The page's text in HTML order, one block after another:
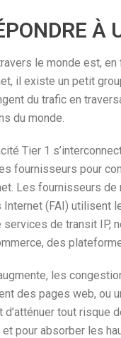
À
le monde est,
il existe un petit
du trafic en
du monde.
Tier 1
fournisseurs pour
Les fournisseurs
Internet (FAI)
de transit IP,
des
les
des pages web, ou
tout
pour absorber les